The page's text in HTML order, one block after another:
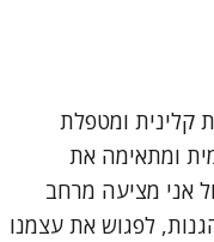
קלינית ומטפלת
ומתאימה את
אני מציעה מרחב
לפגוש את עצמנו